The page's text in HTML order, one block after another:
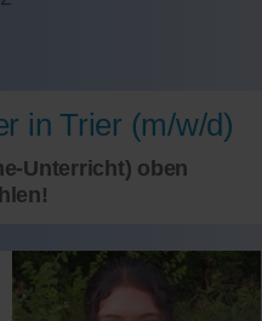
in Trier (m/w/d)
Unterricht) oben